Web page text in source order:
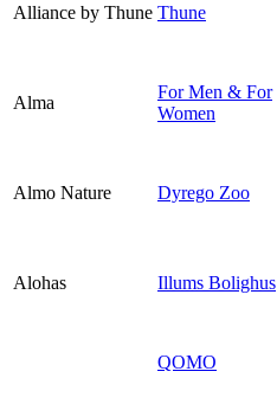
Alliance by Thune Thune
Alma
For Men & For
Women
Almo Nature Dyrego Zoo
Alohas Illums Bolighus
QOMO